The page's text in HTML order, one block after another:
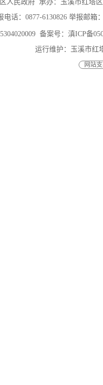
人民政府 承办：玉溪市红塔
话：0877-6130826 举报邮箱
备案号：滇ICP备
运行维护：玉溪市红
网站